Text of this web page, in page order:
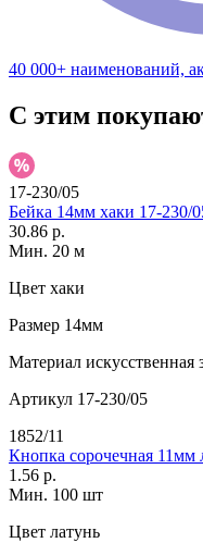
40 000+ наименований,
С этим
17-230/05
Бейка 14мм хаки 17-230/
30.86 р.
Мин. 20 м
Цвет хаки
Размер 14мм
Материал искусственная
Артикул 17-230/05
1852/11
Кнопка сорочечная 11мм
1.56 р.
Мин. 100 шт
Цвет латунь